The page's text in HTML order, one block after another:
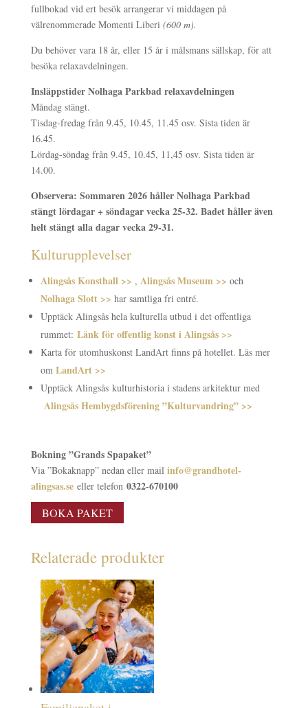
fullbokad vid ert besök arrangerar vi middagen på
välrenommerade Momenti Liberi (600 m).
Du behöver vara 18 år, eller 15 år i målsmans sällskap, för att
besöka relaxavdelningen.
Insläppstider Nolhaga Parkbad relaxavdelningen
Måndag stängt.
Tisdag-fredag från 9.45, 10.45, 11.45 osv. Sista tiden är
16.45.
Lördag-söndag från 9.45, 10.45, 11,45 osv. Sista tiden är
14.00.
Observera: Sommaren 2026 håller Nolhaga Parkbad
stängt lördagar + söndagar vecka 25-32. Badet håller även
helt stängt alla dagar vecka 29-31.
Kulturupplevelser
Alingsås Konsthall >> , Alingsås Museum >> och
Nolhaga Slott >> har samtliga fri entré.
Upptäck Alingsås hela kulturella utbud i det offentliga
rummet: Länk för offentlig konst i Alingsås >>
Karta för utomhuskonst LandArt finns på hotellet. Läs mer
om LandArt >>
Upptäck Alingsås kulturhistoria i stadens arkitektur med
Alingsås Hembygdsförening ”Kulturvandring” >>
Bokning ”Grands Spapaket”
Via ”Bokaknapp” nedan eller mail info@grandhotel-
alingsas.seeller telefon 0322-670100
BOKA PAKET
Relaterade produkter